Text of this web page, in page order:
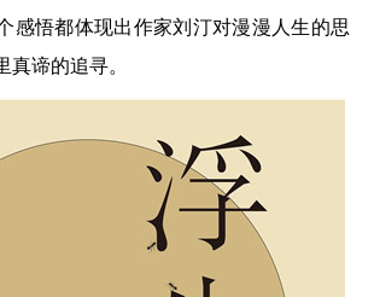
感悟都体现出作家刘汀对漫漫人生的思
真谛的追寻。